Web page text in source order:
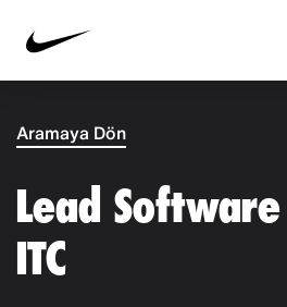
Aramaya Dön
Lead
ITC